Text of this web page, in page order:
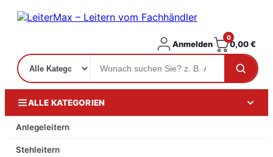
Anmelden
0
0,00€
ALLE KATEGORIEN
Anlegeleitern
Stehleitern